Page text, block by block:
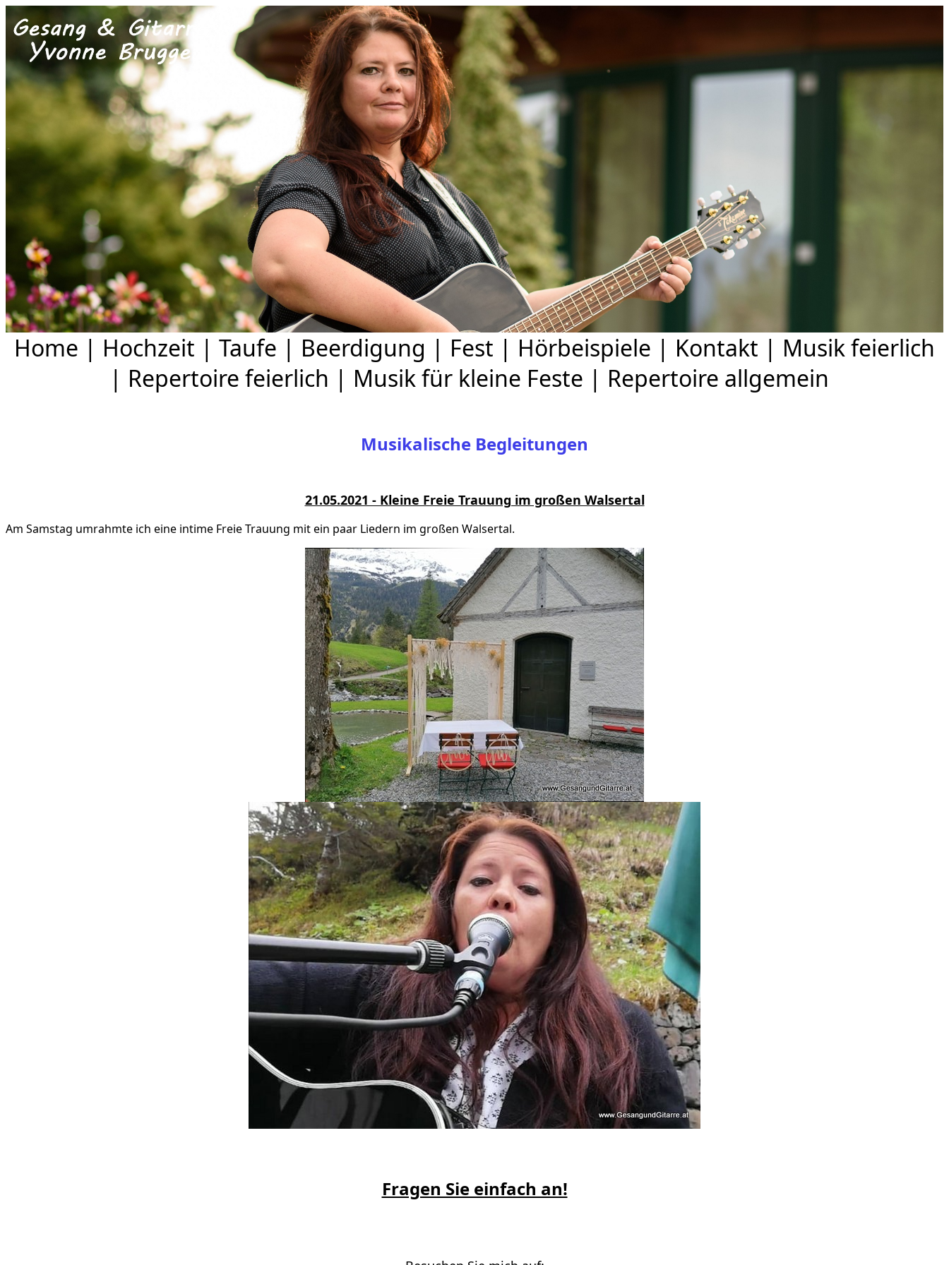
Home | Hochzeit | Taufe | Beerdigung | Fest | Hörbeispiele | Kontakt | Musik feierlich
| Repertoire feierlich | Musik für kleine Feste | Repertoire allgemein
Musikalische Begleitungen
21.05.2021 - Kleine Freie Trauung im großen Walsertal
Am Samstag umrahmte ich eine intime Freie Trauung mit ein paar Liedern im großen Walsertal.
Fragen Sie einfach an!